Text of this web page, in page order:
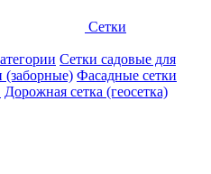
Сетки
Сетки садовые для
Фасадные сетки
Дорожная сетка (геосетка)